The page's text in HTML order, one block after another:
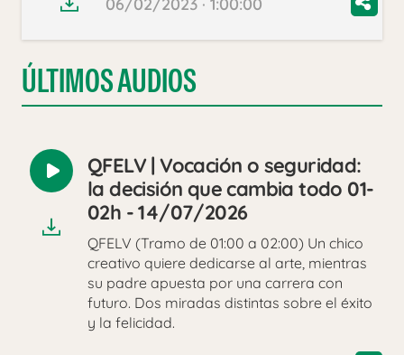
06/02/2023 · 1:00:00
ÚLTIMOS AUDIOS
Reproducir
audio
QFELV | Vocación o seguridad:
la decisión que cambia todo 01-
02h - 14/07/2026
QFELV (Tramo de 01:00 a 02:00) Un chico
creativo quiere dedicarse al arte, mientras
su padre apuesta por una carrera con
futuro. Dos miradas distintas sobre el éxito
y la felicidad.